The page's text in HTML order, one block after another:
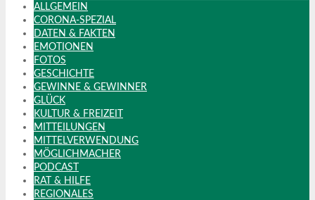
ALLGEMEIN
CORONA-SPEZIAL
DATEN & FAKTEN
EMOTIONEN
FOTOS
GESCHICHTE
GEWINNE & GEWINNER
GLÜCK
KULTUR & FREIZEIT
MITTEILUNGEN
MITTELVERWENDUNG
MÖGLICHMACHER
PODCAST
RAT & HILFE
REGIONALES